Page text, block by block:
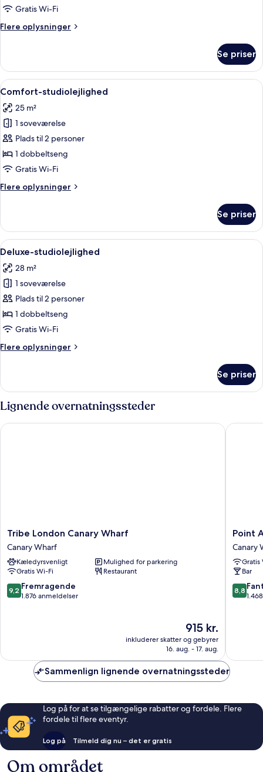
Gratis Wi-Fi
Flere oplysninger
Flere
studiolejlighed
Se priser
Indlæs
alle
billeder
af
Comfort-
studiolejlighed
Et moderne køkken med trægulv, et
23
Comfort-studiolejlighed
25 m²
1 soveværelse
Plads til 2 personer
1 dobbeltseng
Gratis Wi-Fi
Flere oplysninger
Flere
studiolejlighed
Se priser
Indlæs
alle
billeder
af
Deluxe-
studiolejlighed
Deluxe-studiolejlighed | Skrivebord,
26
Deluxe-studiolejlighed
28 m²
1 soveværelse
Plads til 2 personer
1 dobbeltseng
Gratis Wi-Fi
Flere oplysninger
Flere
studiolejlighed
Se priser
Lignende overnatningssteder
Tribe
London
Canary
Wharf
Canary
Wharf
Tribe London Canary Wharf
Canary Wharf
Kæledyrsvenligt
Mulighed for parkering
Gratis Wi-Fi
Restaurant
9.2
ud
9,2 Fremragende
1.876 anmeldelser
Prisen
915 kr.
915 kr.
inkluderer skatter og gebyrer
16. aug. - 17. aug.
Tribe London Canary Wharf
Point
A
London
Canary
Wharf
Canary
Wharf
Point
Canary
Gratis
Bar
8.8
ud
8,8
Point A
Sammenlign lignende overnatningssteder
Log på for at se tilgængelige rabatter og fordele. Flere
fordele til flere eventyr.
Log på Tilmeld dig nu – det er gratis
Om området